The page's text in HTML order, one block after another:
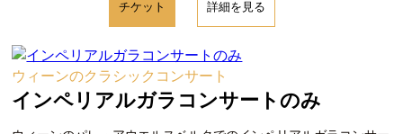
チケット 詳細を見る
ウィーンのクラシックコンサート
インペリアルガラコンサートのみ